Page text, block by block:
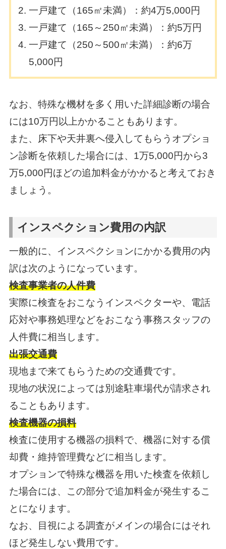
一戸建て（165㎡未満）：約4万5,000円
一戸建て（165～250㎡未満）：約5万円
一戸建て（250～500㎡未満）：約6万
5,000円
なお、特殊な機材を多く用いた詳細診断の場合
には10万円以上かかることもあります。
また、床下や天井裏へ侵入してもらうオプショ
ン診断を依頼した場合には、1万5,000円から3
万5,000円ほどの追加料金がかかると考えておき
ましょう。
インスペクション費用の内訳
一般的に、インスペクションにかかる費用の内
訳は次のようになっています。
検査事業者の人件費
実際に検査をおこなうインスペクターや、電話
応対や事務処理などをおこなう事務スタッフの
人件費に相当します。
出張交通費
現地まで来てもらうための交通費です。
現地の状況によっては別途駐車場代が請求され
ることもあります。
検査機器の損料
検査に使用する機器の損料で、機器に対する償
却費・維持管理費などに相当します。
オプションで特殊な機器を用いた検査を依頼し
た場合には、この部分で追加料金が発生するこ
とになります。
なお、目視による調査がメインの場合にはそれ
ほど発生しない費用です。